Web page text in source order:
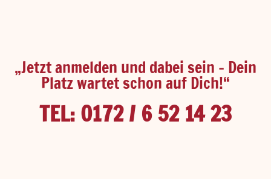
„Jetzt anmelden und dabei sein – Dein
Platz wartet schon auf Dich!“
TEL: 0172 / 6 52 14 23